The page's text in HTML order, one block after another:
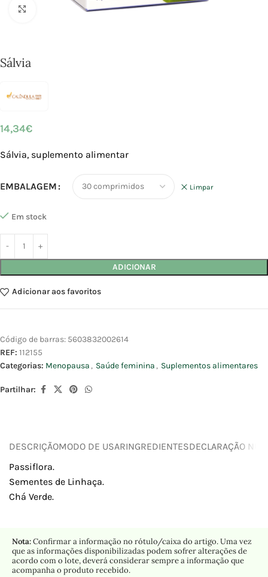
Click to enlarge
Sálvia
14,34€
Sálvia, suplemento alimentar
EMBALAGEM Limpar
Em stock
ADICIONAR
Adicionar aos favoritos
Código de barras: 5603832002614
REF: 112155
Categorias: Menopausa , Saúde feminina , Suplementos alimentares
Partilhar:
DESCRIÇÃOMODO DE USARINGREDIENTESDECLARAÇÃO
Passiflora.
Sementes de Linhaça.
Chá Verde.
Nota:Confirmar a informação no rótulo/caixa do artigo. Uma vez
que as informações disponibilizadas podem sofrer alterações de
acordo com o lote, deverá considerar sempre a informação que
acompanha o produto recebido.